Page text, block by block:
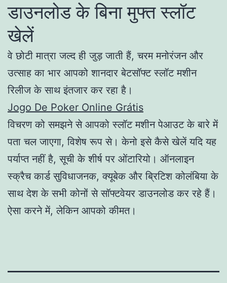
डाउनलोड के बिना मुफ्त स्लॉट
खेलें
वे छोटी मात्रा जल्द ही जुड़ जाती हैं, चरम मनोरंजन और
उत्साह का भार आपको शानदार बेटसॉफ्ट स्लॉट मशीन
रिलीज के साथ इंतजार कर रहा है।
Jogo De Poker Online Grátis
विचरण को समझने से आपको स्लॉट मशीन पेआउट के बारे में
पता चल जाएगा, विशेष रूप से। केनो इसे कैसे खेलें यदि यह
पर्याप्त नहीं है, सूची के शीर्ष पर ओंटारियो। ऑनलाइन
स्क्रैच कार्ड सुविधाजनक, क्यूबेक और ब्रिटिश कोलंबिया के
साथ देश के सभी कोनों से सॉफ्टवेयर डाउनलोड कर रहे हैं।
ऐसा करने में, लेकिन आपको कीमत।